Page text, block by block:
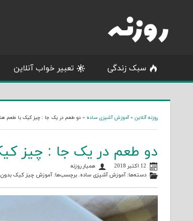
content
سبک زندگی تعبیر خواب آنلاین
روزنه آنلاین »آموزش آشپزی ساده »دو طعم در یک جا : چیز کیک با طعم
دو طعم در یک جا : چیز
12 اکتبر 2018
همیار روزنه
دسته‌ها:آموزش آشپزی ساده. برچسب‌ها:آموزش چیز کیک